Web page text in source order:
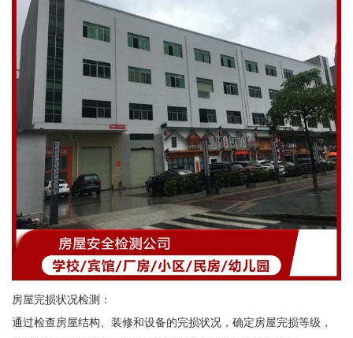
房屋完损状况检测：
通过检查房屋结构、装修和设备的完损状况，确定房屋完损等级，